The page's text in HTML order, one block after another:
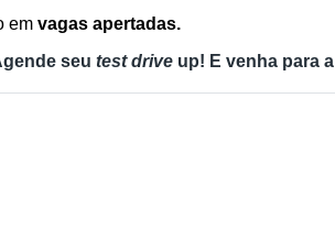
em vagas apertadas.
seu test drive up! E venha para a